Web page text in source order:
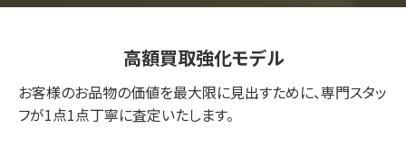
高額買取強化モデル
お客様のお品物の価値を最大限に見出すために、専門スタッ
フが1点1点丁寧に査定いたします。